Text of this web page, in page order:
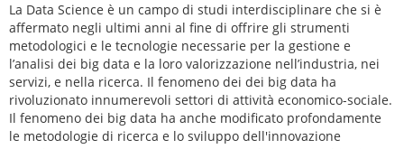
La Data Science è un campo di studi interdisciplinare che si è
affermato negli ultimi anni al fine di offrire gli strumenti
metodologici e le tecnologie necessarie per la gestione e
l’analisi dei big data e la loro valorizzazione nell’industria, nei
servizi, e nella ricerca. Il fenomeno dei dei big data ha
rivoluzionato innumerevoli settori di attività economico-sociale.
Il fenomeno dei big data ha anche modificato profondamente
le metodologie di ricerca e lo sviluppo dell'innovazione